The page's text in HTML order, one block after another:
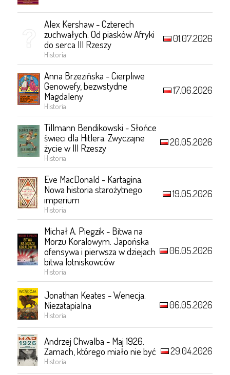
Alex Kershaw - Czterech
zuchwałych. Od piasków Afryki
do serca III Rzeszy
Historia
01.07.2026
Anna Brzezińska - Cierpliwe
Genowefy, bezwstydne
Magdaleny
Historia
17.06.2026
Tillmann Bendikowski - Słońce
świeci dla Hitlera. Zwyczajne
życie w III Rzeszy
Historia
20.05.2026
Eve MacDonald - Kartagina.
Nowa historia starożytnego
imperium
Historia
19.05.2026
Michał A. Piegzik - Bitwa na
Morzu Koralowym. Japońska
ofensywa i pierwsza w dziejach
bitwa lotniskowców
Historia
06.05.2026
Jonathan Keates - Wenecja.
Niezatapialna
Historia
06.05.2026
Andrzej Chwalba - Maj 1926.
Zamach, którego miało nie być
Historia
29.04.2026